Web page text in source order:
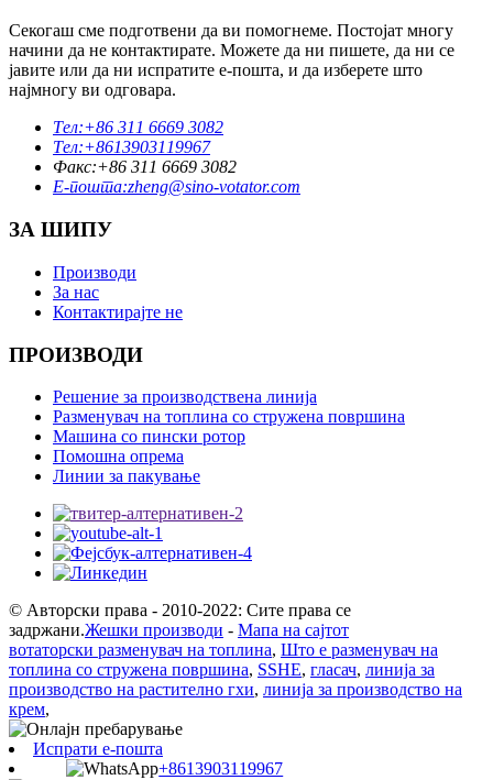
Секогаш сме подготвени да ви помогнеме. Постојат многу
начини да не контактирате. Можете да ни пишете, да ни се
јавите или да ни испратите е-пошта, и да изберете што
најмногу ви одговара.
Тел:+86 311 6669 3082
Тел:+8613903119967
Факс:+86 311 6669 3082
Е-пошта:zheng@sino-votator.com
ЗА ШИПУ
Производи
За нас
Контактирајте не
ПРОИЗВОДИ
Решение за производствена линија
Разменувач на топлина со стружена површина
Машина со пински ротор
Помошна опрема
Линии за пакување
© Авторски права - 2010-2022: Сите права се
задржани.Жешки производи - Мапа на сајтот
вотаторски разменувач на топлина, Што е разменувач на
топлина со стружена површина, SSHE, гласач, линија за
производство на растително гхи, линија за производство на
крем,
Испрати е-пошта
+8613903119967